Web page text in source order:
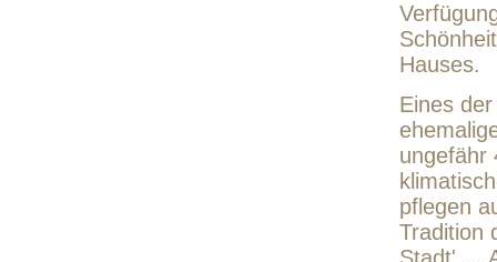
Hauses.
Eines
ungefähr
pflegen
Tradition